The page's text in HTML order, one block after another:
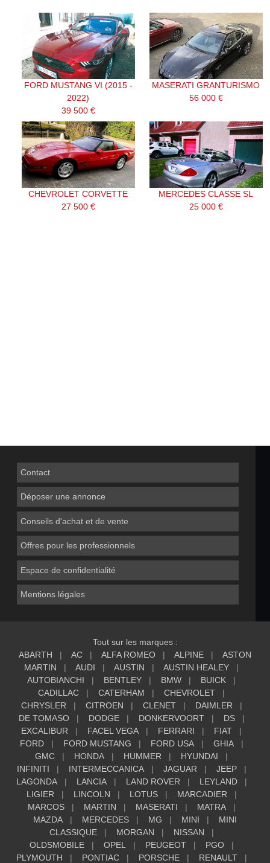
FORD MUSTANG VI (2015 -
2022)
39 500 €
MASERATI GRANTURISMO
56 000 €
CHEVROLET CORVETTE
27 500 €
MERCEDES CLASSE SL
25 000 €
Contact
Déposer une annonce
Conseils d'achat et de vente
Offres pour les professionnels
Espace de confidentialité
Mentions légales
Tout sur les marques :
ABARTH
AC ALFA ROMEO ALPINE
ASTON
MARTIN
AUDI AUSTIN
AUSTIN HEALEY
AUTOBIANCHI
BENTLEY BMW
BUICK
CADILLAC
CATERHAM
CHEVROLET
CHRYSLER
CITROEN CLENET
DAIMLER
DE TOMASO
DODGE DONKERVOORT
DS
EXCALIBUR
FACEL VEGA FERRARI
FIAT
FORD
FORD MUSTANG FORD USA
GHIA
GMC
HONDA HUMMER
HYUNDAI
INFINITI
INTERMECCANICA JAGUAR
JEEP
LAGONDA
LANCIA LAND ROVER
LEYLAND
LIGIER
LINCOLN LOTUS
MARCADIER
MARCOS
MARTIN MASERATI
MATRA
MAZDA
MERCEDES MG MINI
MINI
CLASSIQUE
MORGAN
NISSAN
OLDSMOBILE
OPEL PEUGEOT
PGO
PLYMOUTH
PONTIAC PORSCHE RENAULT